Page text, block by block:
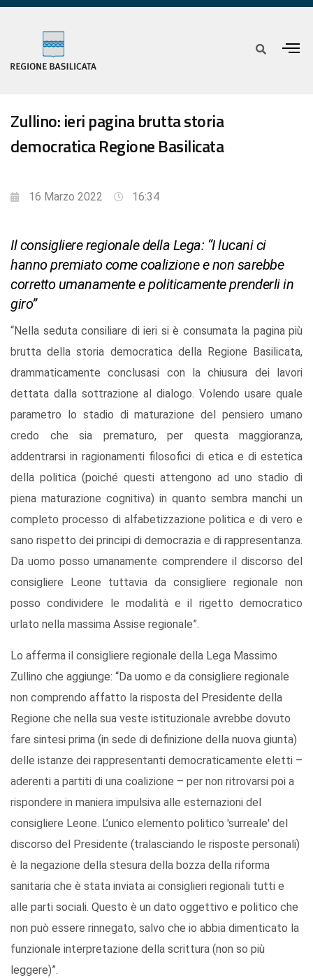
Zullino: ieri pagina brutta storia
democratica Regione Basilicata
16 Marzo 2022 16:34
Il consigliere regionale della Lega: “I lucani ci
hanno premiato come coalizione e non sarebbe
corretto umanamente e politicamente prenderli in
giro”
“Nella seduta consiliare di ieri si è consumata la pagina più
brutta della storia democratica della Regione Basilicata,
drammaticamente conclusasi con la chiusura dei lavori
dettata dalla sottrazione al dialogo. Volendo usare quale
parametro lo stadio di maturazione del pensiero umano
credo che sia prematuro, per questa maggioranza,
addentrarsi in ragionamenti filosofici di etica e di estetica
della politica (poiché questi attengono ad uno stadio di
piena maturazione cognitiva) in quanto sembra manchi un
completo processo di alfabetizzazione politica e di vero e
sano rispetto dei principi di democrazia e di rappresentanza.
Da uomo posso umanamente comprendere il discorso del
consigliere Leone tuttavia da consigliere regionale non
posso condividere le modalità e il rigetto democratico
urlato nella massima Assise regionale”.
Lo afferma il consigliere regionale della Lega Massimo
Zullino che aggiunge: “Da uomo e da consigliere regionale
non comprendo affatto la risposta del Presidente della
Regione che nella sua veste istituzionale avrebbe dovuto
fare sintesi prima (in sede di definizione della nuova giunta)
delle istanze dei rappresentanti democraticamente eletti –
aderenti a partiti di una coalizione – per non ritrovarsi poi a
rispondere in maniera impulsiva alle esternazioni del
consigliere Leone. L’unico elemento politico 'surreale' del
discorso del Presidente (tralasciando le risposte personali)
è la negazione della stesura della bozza della riforma
sanitaria che è stata inviata ai consiglieri regionali tutti e
alle parti sociali. Questo è un dato oggettivo e politico che
non può essere rinnegato, salvo che io abbia dimenticato la
funzionale interpretazione della scrittura (non so più
leggere)”.